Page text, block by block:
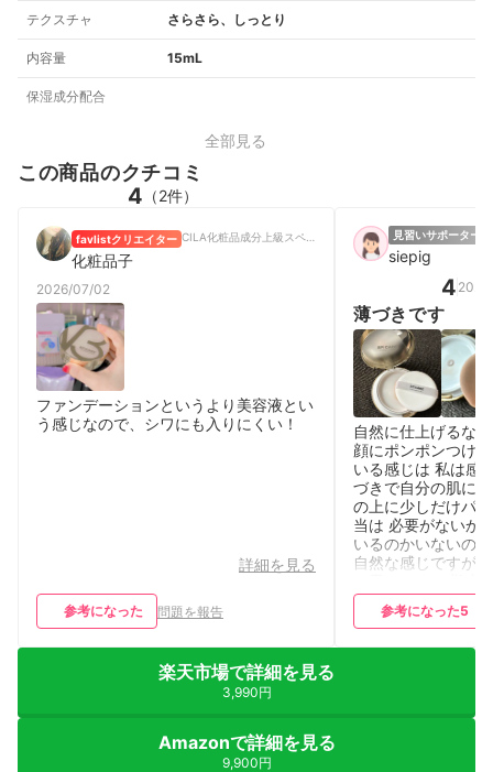
テクスチャ さらさら、しっとり
内容量 15mL
保湿成分配合
全部見る
この商品のクチコミ
4 （2件）
favlistクリエイター
化粧品子
2026/07/02
ファンデーションというより美容液とい
う感じなので、シワにも入りにくい！
詳細を見る
参考になった 問題を報告
見習いサポーター
siepig
4
薄づきです
自然に仕上げるな
顔にポンポンつけ
いる感じは 私は感
づきで自分の肌に
の上に少しだけパ
当は 必要がないか
いるのかいないの
自然な感じですが
いうところが嫌で
いているハリが折
などで 抑えて汚れ
参考になった5
楽天市場で詳細を見る
3,990円
Amazonで詳細を見る
9,900円